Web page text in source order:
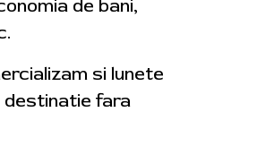
de bani,
si lunete
destinatie fara